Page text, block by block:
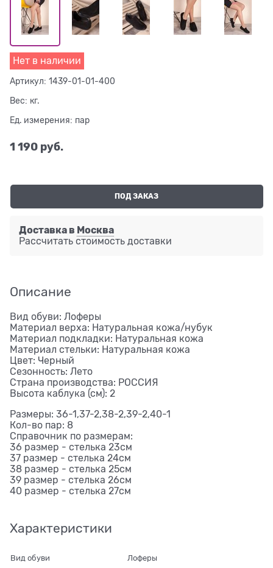
Нет в наличии
Артикул: 1439-01-01-400
Вес: кг.
Ед. измерения: пар
1 190 руб.
ПОД ЗАКАЗ
Доставка в Москва
Рассчитать стоимость доставки
Описание
Вид обуви: Лоферы
Материал верха: Натуральная кожа/нубук
Материал подкладки: Натуральная кожа
Материал стельки: Натуральная кожа
Цвет: Черный
Сезонность: Лето
Страна производства: РОССИЯ
Высота каблука (см): 2
Размеры: 36-1,37-2,38-2,39-2,40-1
Кол-во пар: 8
Справочник по размерам:
36 размер - стелька 23см
37 размер - стелька 24см
38 размер - стелька 25см
39 размер - стелька 26см
40 размер - стелька 27см
Характеристики
Вид обуви Лоферы